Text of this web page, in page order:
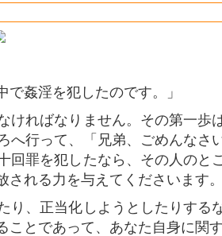
で姦淫を犯したのです。」
ければなりません。その第一歩
へ行って、「兄弟、ごめんなさ
罪を犯したなら、その人のと
れる力を与えてくださいます。
、正当化しようとしたりする
とであって、あなた自身に関